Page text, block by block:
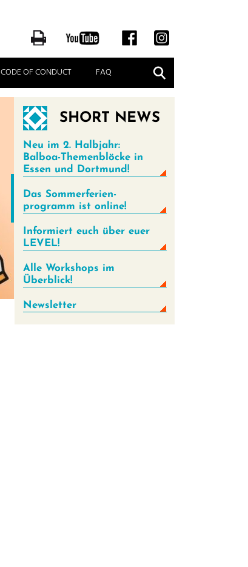
CODE OF CONDUCT FAQ Suche
SHORT NEWS
Neu im 2. Halbjahr:
Balboa-Themenblöcke in
Essen und Dortmund!
Das Sommer­ferien­
programm ist online!
Informiert euch über euer
LEVEL!
Alle Workshops im
Überblick!
Newsletter